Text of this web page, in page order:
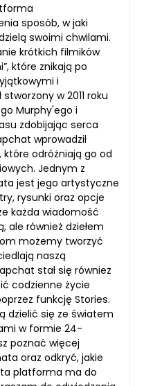
sposób, w jaki
swoimi chwilami.
krótkich filmików
które znikają po
i
w 2011 roku
Murphy'ego i
zdobijając serca
wprowadził
odróżniają go od
Jednym z
jest jego artystyczne
rysunki oraz opcje
każda wiadomość
ale również dziełem
możemy tworzyć
naszą
stał się również
codzienne życie
funkcję Stories.
dzielić się ze światem
w formie 24-
poznać więcej
oraz odkryć, jakie
platforma ma do